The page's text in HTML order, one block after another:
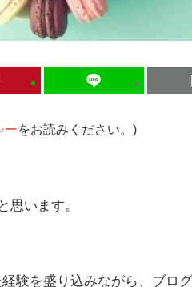
ーをお読みください。)
思います。
験を盛り込みながら、ブロ